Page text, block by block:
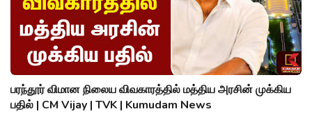
பரந்தூர் விமான நிலைய விவகாரத்தில் மத்திய அரசின் முக்கிய
பதில் | CM Vijay | TVK | Kumudam News